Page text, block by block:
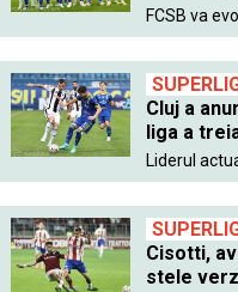
FCSB va
Cluj a
liga a
Liderul
Cisotti,
stele